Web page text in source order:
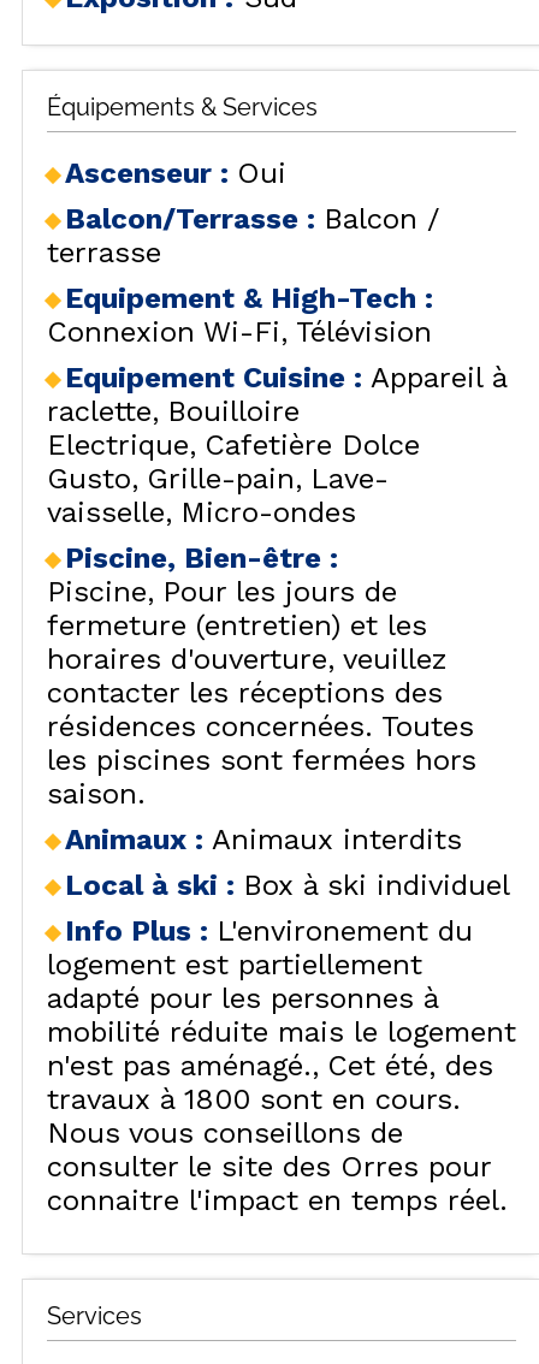
Équipements & Services
Ascenseur : Oui
Balcon/Terrasse : Balcon /
terrasse
Equipement & High-Tech :
Connexion Wi-Fi Télévision
Equipement Cuisine : Appareil à
raclette
Bouilloire
Electrique Cafetière Dolce
Gusto Grille-pain
Lave-
vaisselle
Micro-ondes
Piscine, Bien-être :
Piscine
Pour les jours de
fermeture (entretien) et les
horaires d'ouverture, veuillez
contacter les réceptions des
résidences concernées. Toutes
les piscines sont fermées hors
saison.
Animaux : Animaux interdits
Local à ski : Box à ski individuel
Info Plus : L'environement du
logement est partiellement
adapté pour les personnes à
mobilité réduite mais le logement
n'est pas aménagé.
Cet été, des
travaux à 1800 sont en cours.
Nous vous conseillons de
consulter le site des Orres pour
connaitre l'impact en temps réel.
Services